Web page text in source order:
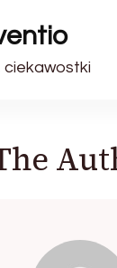
ciekawostki